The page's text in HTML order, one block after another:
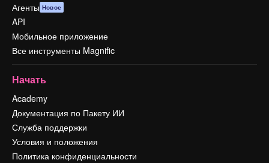
Агенты Новое
API
Мобильное приложение
Все инструменты Magnific
Начать
Academy
Документация по Пакету ИИ
Служба поддержки
Условия и положения
Политика конфиденциальности